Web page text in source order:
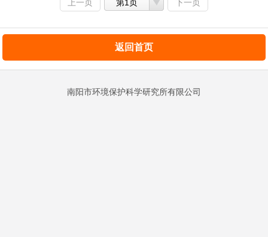
上一页 第1页 下一页
返回首页
南阳市环境保护科学研究所有限公司